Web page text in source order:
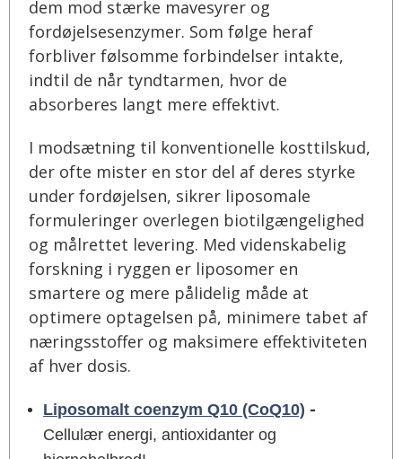
dem mod stærke mavesyrer og
fordøjelsesenzymer. Som følge heraf
forbliver følsomme forbindelser intakte,
indtil de når tyndtarmen, hvor de
absorberes langt mere effektivt.
I modsætning til konventionelle kosttilskud,
der ofte mister en stor del af deres styrke
under fordøjelsen, sikrer liposomale
formuleringer overlegen biotilgængelighed
og målrettet levering. Med videnskabelig
forskning i ryggen er liposomer en
smartere og mere pålidelig måde at
optimere optagelsen på, minimere tabet af
næringsstoffer og maksimere effektiviteten
af hver dosis.
Liposomalt coenzym Q10 (CoQ10) -
Cellulær energi, antioxidanter og